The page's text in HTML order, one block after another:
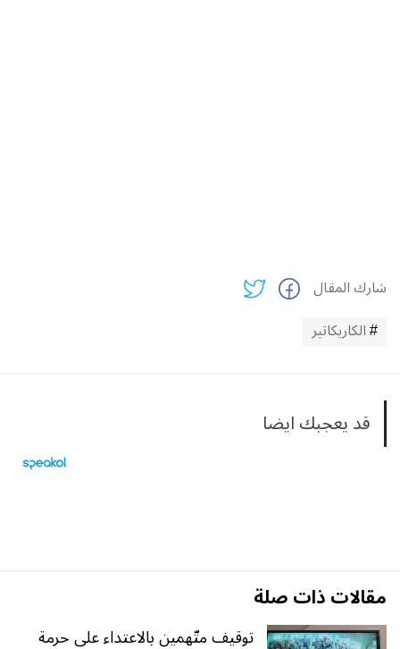
شارك المقال
الكاريكاتير
قد يعجبك ايضا
مقالات ذات صلة
توقيف متّهمين بالاعتداء على حرمة